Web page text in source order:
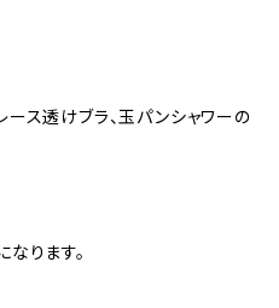
ース透けブラ、玉パンシャワーの
ります。